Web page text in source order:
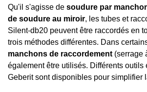
Qu'il s'agisse de soudure par
de soudure au miroir, les tubes et
Silent-db20 peuvent être raccordés en
trois méthodes différentes. Dans
manchons de raccordement (serrage
également être utilisés. Différents outils
Geberit sont disponibles pour simplifier